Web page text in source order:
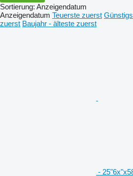
Sortierung: Anzeigendatum
Anzeigendatum Teuerste zuerst
zuerst Baujahr - älteste zuerst
-